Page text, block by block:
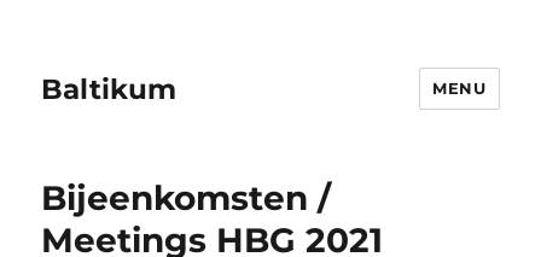
Baltikum MENU
Bijeenkomsten /
Meetings HBG 2021